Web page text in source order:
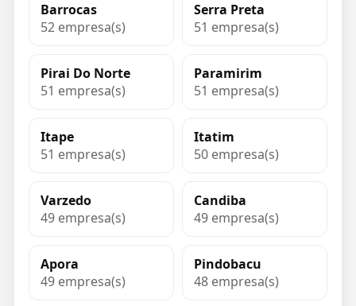
Barrocas
52 empresa(s)
Serra Preta
51 empresa(s)
Pirai Do Norte
51 empresa(s)
Paramirim
51 empresa(s)
Itape
51 empresa(s)
Itatim
50 empresa(s)
Varzedo
49 empresa(s)
Candiba
49 empresa(s)
Apora
49 empresa(s)
Pindobacu
48 empresa(s)